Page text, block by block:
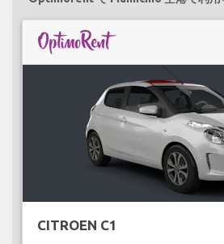
CITROEN C1